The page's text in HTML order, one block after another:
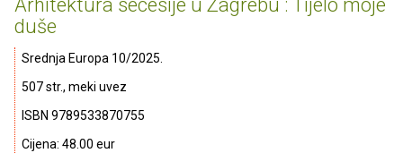
Arhitektura secesije u Zagrebu : Tijelo moje
duše
Srednja Europa 10/2025.
507 str., meki uvez
ISBN 9789533870755
Cijena: 48.00 eur